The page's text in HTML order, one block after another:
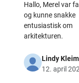
Hallo, Merel var
og kunne snakke
entusiastisk om
arkitekturen.
Lindy
12. april